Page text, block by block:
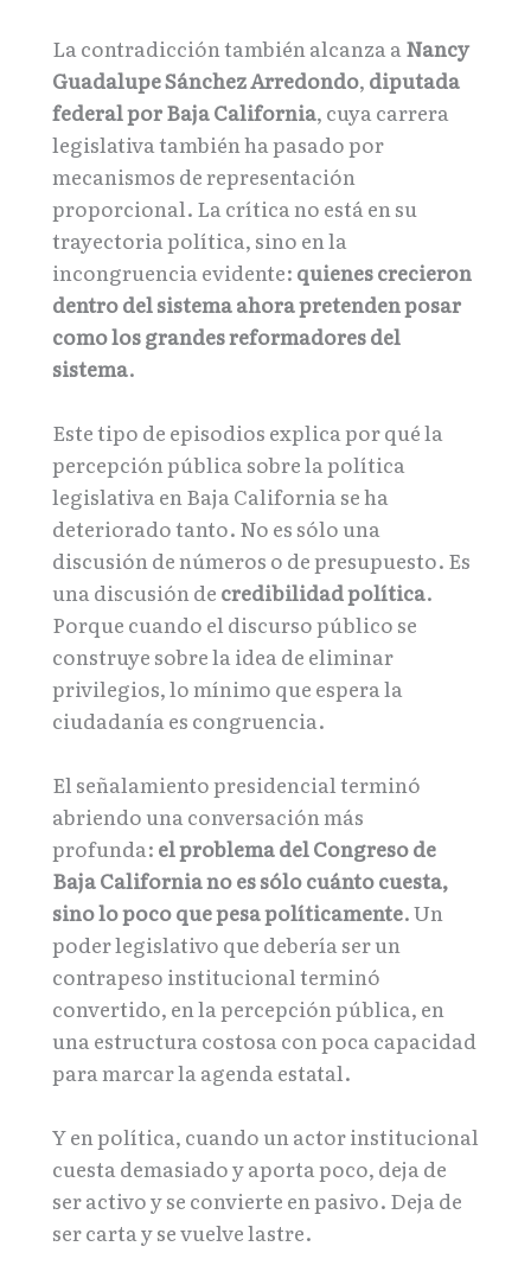
La contradicción también alcanza a Nancy
Guadalupe Sánchez Arredondo, diputada
federal por Baja California, cuya carrera
legislativa también ha pasado por
mecanismos de representación
proporcional. La crítica no está en su
trayectoria política, sino en la
incongruencia evidente: quienes crecieron
dentro del sistema ahora pretenden posar
como los grandes reformadores del
sistema.
Este tipo de episodios explica por qué la
percepción pública sobre la política
legislativa en Baja California se ha
deteriorado tanto. No es sólo una
discusión de números o de presupuesto. Es
una discusión de credibilidad política.
Porque cuando el discurso público se
construye sobre la idea de eliminar
privilegios, lo mínimo que espera la
ciudadanía es congruencia.
El señalamiento presidencial terminó
abriendo una conversación más
profunda: el problema del Congreso de
Baja California no es sólo cuánto cuesta,
sino lo poco que pesa políticamente. Un
poder legislativo que debería ser un
contrapeso institucional terminó
convertido, en la percepción pública, en
una estructura costosa con poca capacidad
para marcar la agenda estatal.
Y en política, cuando un actor institucional
cuesta demasiado y aporta poco, deja de
ser activo y se convierte en pasivo. Deja de
ser carta y se vuelve lastre.